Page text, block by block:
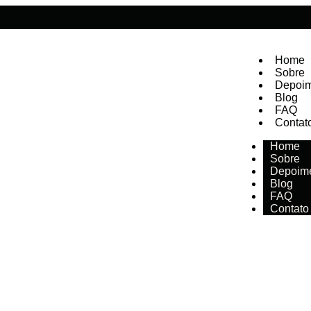
Home
Sobre
Blog
FAQ
Home
Sobre
Blog
FAQ
Contato